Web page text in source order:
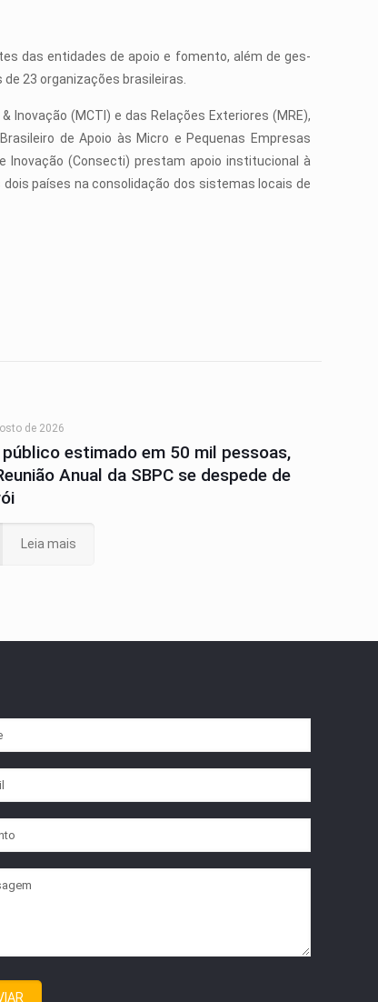
das entidades de apoio e fomento, além de ges­
23 organizações brasileiras.
(MCTI) e das Relações Exteriores (MRE),
de Apoio às Micro e Pequenas Empresas
Inovação (Consecti) prestam apoio institucional à
países na consolidação dos sistemas locais de
de 2026
público estimado em 50 mil pessoas,
Anual da SBPC se despede de
Leia mais